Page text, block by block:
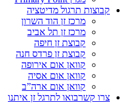
קבוצות תרגול מדיטציה
מרכז זן הוד השרון
מרכז זן תל אביב
קבוצת זן חיפה
קבוצת זן פרדס חנה
קוואן אום אירופה
קוואן אום אסיה
קוואן אום ארה”ב
צרו קשרבואו לתרגל זן איתנו